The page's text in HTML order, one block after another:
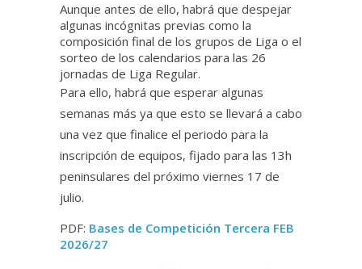
Aunque antes de ello, habrá que despejar
algunas incógnitas previas como la
composición final de los grupos de Liga o el
sorteo de los calendarios para las 26
jornadas de Liga Regular.
Para ello, habrá que esperar algunas
semanas más ya que esto se llevará a cabo
una vez que finalice el periodo para la
inscripción de equipos, fijado para las 13h
peninsulares del próximo viernes 17 de
julio.
PDF: Bases de Competición Tercera FEB
2026/27